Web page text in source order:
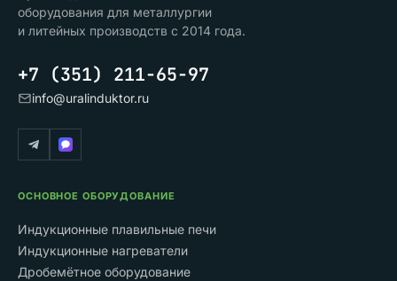
оборудования для металлургии
и литейных производств с 2014 года.
+7 (351) 211-65-97
info@uralinduktor.ru
ОСНОВНОЕ ОБОРУДОВАНИЕ
Индукционные плавильные печи
Индукционные нагреватели
Дробемётное оборудование